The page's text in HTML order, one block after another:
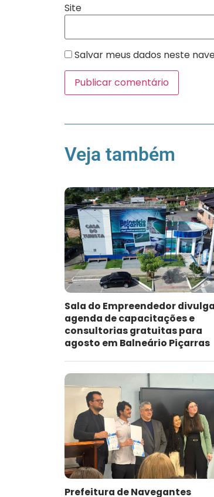
Site
Salvar meus dados neste
Veja também
Sala do Empreendedor divulga
agenda de capacitações e
consultorias gratuitas para
agosto em Balneário Piçarras
Prefeitura de Navegantes